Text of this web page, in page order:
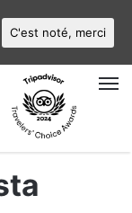
C'est noté, merci